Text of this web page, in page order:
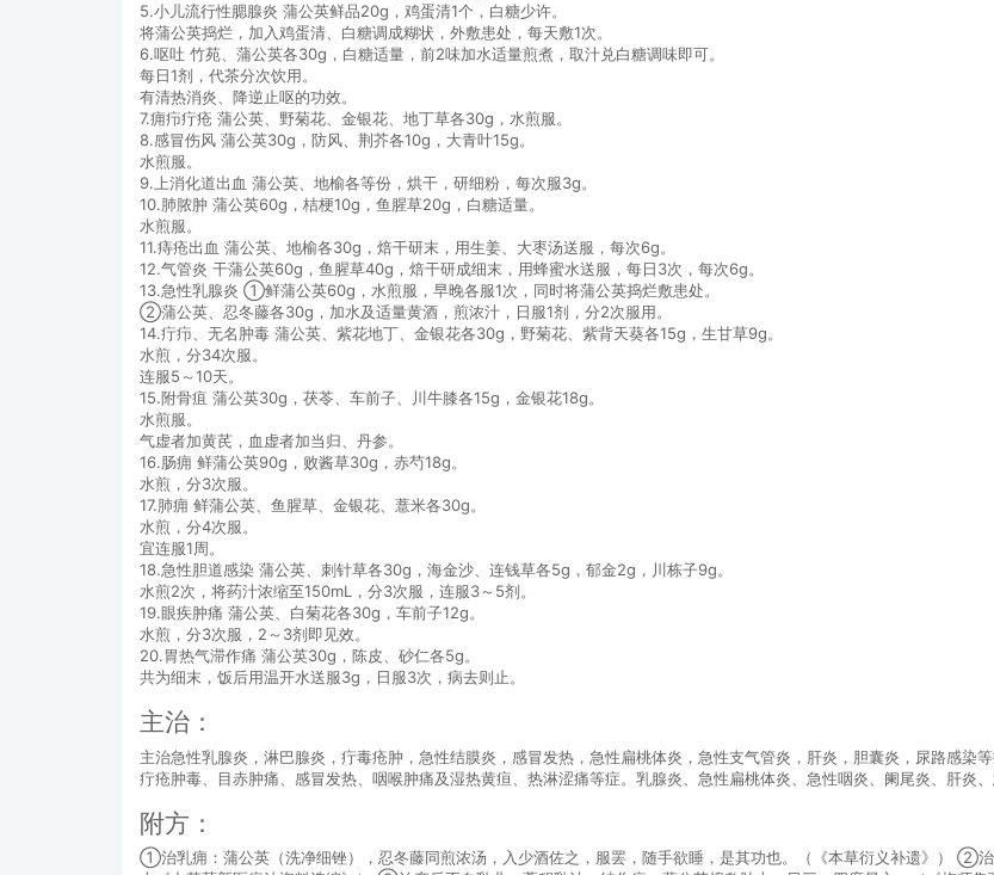
5.小儿流行性腮腺炎 蒲公英鲜品20g，鸡蛋清1个，白糖少许。
将蒲公英捣烂，加入鸡蛋清、白糖调成糊状，外敷患处，每天敷1次。
6.呕吐 竹苑、蒲公英各30g，白糖适量，前2味加水适量煎煮，取汁兑白糖调味即可。
每日1剂，代茶分次饮用。
有清热消炎、降逆止呕的功效。
7.痈疖疔疮 蒲公英、野菊花、金银花、地丁草各30g，水煎服。
8.感冒伤风 蒲公英30g，防风、荆芥各10g，大青叶15g。
水煎服。
9.上消化道出血 蒲公英、地榆各等份，烘干，研细粉，每次服3g。
10.肺脓肿 蒲公英60g，桔梗10g，鱼腥草20g，白糖适量。
水煎服。
11.痔疮出血 蒲公英、地榆各30g，焙干研末，用生姜、大枣汤送服，每次6g。
12.气管炎 干蒲公英60g，鱼腥草40g，焙干研成细末，用蜂蜜水送服，每日3次，每次6g。
13.急性乳腺炎 ①鲜蒲公英60g，水煎服，早晚各服1次，同时将蒲公英捣烂敷患处。
②蒲公英、忍冬藤各30g，加水及适量黄酒，煎浓汁，日服1剂，分2次服用。
14.疔疖、无名肿毒 蒲公英、紫花地丁、金银花各30g，野菊花、紫背天葵各15g，生甘草9g。
水煎，分34次服。
连服5～10天。
15.附骨疽 蒲公英30g，茯苓、车前子、川牛膝各15g，金银花18g。
水煎服。
气虚者加黄芪，血虚者加当归、丹参。
16.肠痈 鲜蒲公英90g，败酱草30g，赤芍18g。
水煎，分3次服。
17.肺痈 鲜蒲公英、鱼腥草、金银花、薏米各30g。
水煎，分4次服。
宜连服1周。
18.急性胆道感染 蒲公英、刺针草各30g，海金沙、连钱草各5g，郁金2g，川栋子9g。
水煎2次，将药汁浓缩至150mL，分3次服，连服3～5剂。
19.眼疾肿痛 蒲公英、白菊花各30g，车前子12g。
水煎，分3次服，2～3剂即见效。
20.胃热气滞作痛 蒲公英30g，陈皮、砂仁各5g。
共为细末，饭后用温开水送服3g，日服3次，病去则止。
主治：
主治急性乳腺炎，淋巴腺炎，疔毒疮肿，急性结膜炎，感冒发热，急性扁桃体炎，急性支气管炎，肝炎，胆囊炎，尿路感染
疔疮肿毒、目赤肿痛、感冒发热、咽喉肿痛及湿热黄疸、热淋涩痛等症。乳腺炎、急性扁桃体炎、急性咽炎、阑尾炎、肝炎
附方：
①治乳痈：蒲公英（洗净细锉），忍冬藤同煎浓汤，入少酒佐之，服罢，随手欲睡，是其功也。（《本草衍义补遗》） ②